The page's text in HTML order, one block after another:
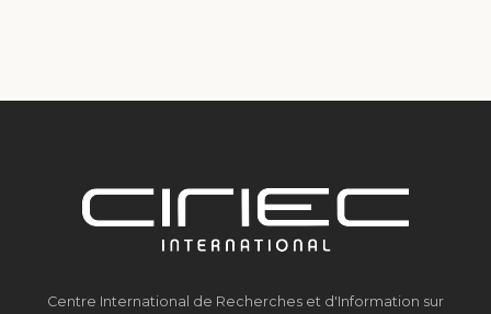
Centre International de Recherches et d'Information sur